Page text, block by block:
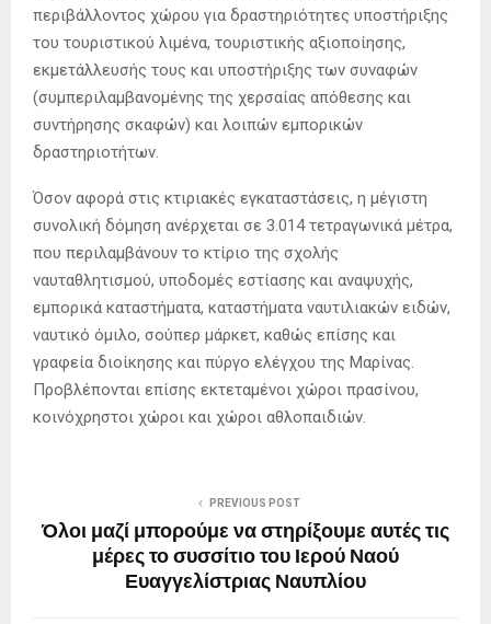
περιβάλλοντος χώρου για δραστηριότητες υποστήριξης
του τουριστικού λιμένα, τουριστικής αξιοποίησης,
εκμετάλλευσής τους και υποστήριξης των συναφών
(συμπεριλαμβανομένης της χερσαίας απόθεσης και
συντήρησης σκαφών) και λοιπών εμπορικών
δραστηριοτήτων.
Όσον αφορά στις κτιριακές εγκαταστάσεις, η μέγιστη
συνολική δόμηση ανέρχεται σε 3.014 τετραγωνικά μέτρα,
που περιλαμβάνουν το κτίριο της σχολής
ναυταθλητισμού, υποδομές εστίασης και αναψυχής,
εμπορικά καταστήματα, καταστήματα ναυτιλιακών ειδών,
ναυτικό όμιλο, σούπερ μάρκετ, καθώς επίσης και
γραφεία διοίκησης και πύργο ελέγχου της Μαρίνας.
Προβλέπονται επίσης εκτεταμένοι χώροι πρασίνου,
κοινόχρηστοι χώροι και χώροι αθλοπαιδιών.
PREVIOUS POST
Όλοι μαζί μπορούμε να στηρίξουμε αυτές τις
μέρες το συσσίτιο του Ιερού Ναού
Ευαγγελίστριας Ναυπλίου